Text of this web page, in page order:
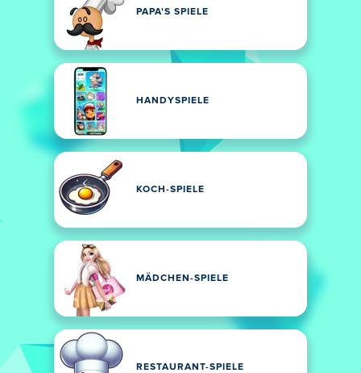
PAPA'S SPIELE
HANDYSPIELE
KOCH-SPIELE
MÄDCHEN-SPIELE
RESTAURANT-SPIELE